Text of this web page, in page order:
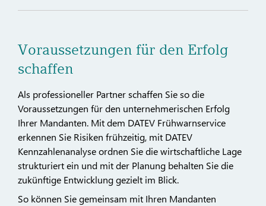
Voraussetzungen für den Erfolg
schaffen
Als professioneller Partner schaffen Sie so die
Voraussetzungen für den unternehmerischen Erfolg
Ihrer Mandanten. Mit dem DATEV Frühwarnservice
erkennen Sie Risiken frühzeitig, mit DATEV
Kennzahlenanalyse ordnen Sie die wirtschaftliche Lage
strukturiert ein und mit der Planung behalten Sie die
zukünftige Entwicklung gezielt im Blick.
So können Sie gemeinsam mit Ihren Mandanten